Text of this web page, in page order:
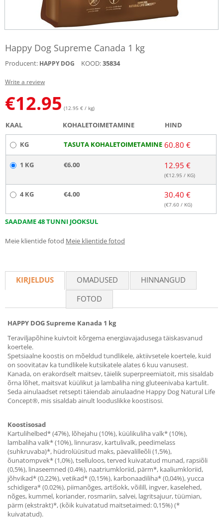
Happy Dog Supreme Canada 1 kg
Producent: HAPPY DOG KOOD:35834
Write a review
€12.95 (12.95 € / kg)
KAAL KOHALETOIMETAMINE HIND
KG TASUTA KOHALETOIMETAMINE 60.80 €
1 KG €6.00 12.95 €
(€12.95 / KG)
4 KG €4.00 30.40 €
(€7.60 / KG)
SAADAME 48 TUNNI JOOKSUL
Meie klientide fotod Meie klientide fotod
KIRJELDUS OMADUSED
HINNANGUD
FOTOD
HAPPY DOG Supreme Kanada 1 kg
Teraviljapõhine kuivtoit kõrgema energiavajadusega täiskasvanud
koertele.
Spetsiaalne koostis on mõeldud tundlikele, aktiivsetele koertele, kuid
on soovitatav ka tundlikele kutsikatele alates 6 kuu vanusest.
Kanada, on erakordselt maitsev, täielik superpreemiatoit, mis sisaldab
õrna lõhet, maitsvat küülikut ja lambaliha ning gluteenivaba kartulit.
Seda ainulaadset retsepti täiendab ainulaadne Happy Dog Natural Life
Concept®, mis sisaldab ainult looduslikke koostisosi.
Koostisosad
Kartulihelbed* (47%), lõhejahu (10%), küülikuliha valk* (10%),
lambaliha valk* (10%), linnurasv, kartulivalk, peedimelass
(suhkruvaba)*, hüdrolüüsitud maks, päevalilleõli (1,5%),
õunatompvek* (1,0%), tselluloos, terved kuivatatud munad, rapsiõli
(0,5%), linaseemned (0.4%), naatriumkloriid, pärm*, kaaliumkloriid,
jõhvikad* (0,22%), vetikad* (0,15%), karbonaadiliha* (0,04%), yucca
schidigera* (0.02%), piimanõges, artišokk, võilill, ingver, kaselehed,
nõges, kummel, koriander, rosmariin, salvei, lagritsajuur, tüümian,
pärm (ekstrakt)*, (kõik kuivatatud maitsetaimed: 0,15%) (*
kuivatatud).